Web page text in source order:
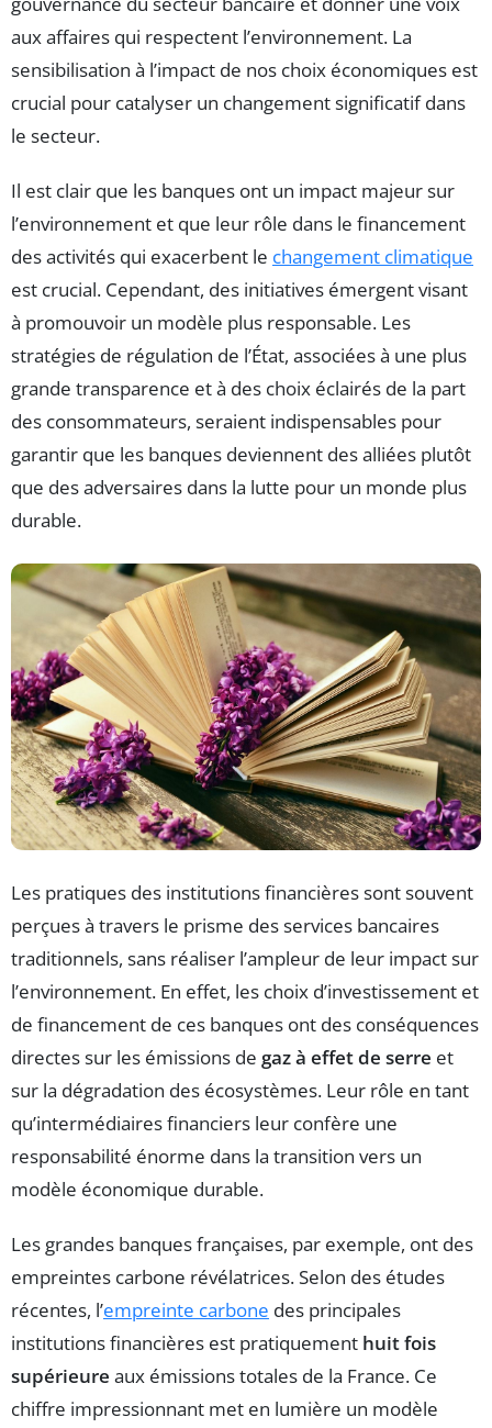
aux affaires qui respectent l’environnement. La
sensibilisation à l’impact de nos choix économiques est
crucial pour catalyser un changement significatif dans
le secteur.
Il est clair que les banques ont un impact majeur sur
l’environnement et que leur rôle dans le financement
des activités qui exacerbent le changement climatique
est crucial. Cependant, des initiatives émergent visant
à promouvoir un modèle plus responsable. Les
stratégies de régulation de l’État, associées à une plus
grande transparence et à des choix éclairés de la part
des consommateurs, seraient indispensables pour
garantir que les banques deviennent des alliées plutôt
que des adversaires dans la lutte pour un monde plus
durable.
Les pratiques des institutions financières sont souvent
perçues à travers le prisme des services bancaires
traditionnels, sans réaliser l’ampleur de leur impact sur
l’environnement. En effet, les choix d’investissement et
de financement de ces banques ont des conséquences
directes sur les émissions de gaz à effet de serre et
sur la dégradation des écosystèmes. Leur rôle en tant
qu’intermédiaires financiers leur confère une
responsabilité énorme dans la transition vers un
modèle économique durable.
Les grandes banques françaises, par exemple, ont des
empreintes carbone révélatrices. Selon des études
récentes, l’empreinte carbone des principales
institutions financières est pratiquement huit fois
supérieure aux émissions totales de la France. Ce
chiffre impressionnant met en lumière un modèle